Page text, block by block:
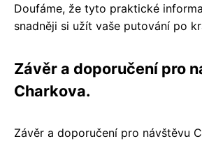
Doufáme, že tyto praktické
snadněji si užít vaše putování po
Závěr a doporučení pro
Charkova.
Závěr a doporučení pro návštěvu